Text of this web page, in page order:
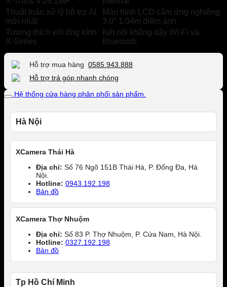
Thuật toán xử lý hỗ trợ AI
mới nhất
Màn hình LCD cảm ứng nghiêng
3.0″ 1.04m điểm ảnh
Tương thích với ống kính
X-Series
Kết nối không dây Wi-Fi và
Bluetooth
Hỗ trợ mua hàng 0585.943.888
Hỗ trợ trả góp nhanh chóng
Hệ thống cửa hàng phân phối sản phẩm.
Hà Nội
XCamera Thái Hà
Địa chỉ: Số 76 Ngõ 151B Thái Hà, P. Đống Đa, Hà
Nội.
Hotline: 0943.192.198
Bản đồ
XCamera Thợ Nhuộm
Địa chỉ: Số 83 P. Thợ Nhuộm, P. Cửa Nam, Hà Nội.
Hotline: 0327.192.198
Bản đồ
Tp Hồ Chí Minh